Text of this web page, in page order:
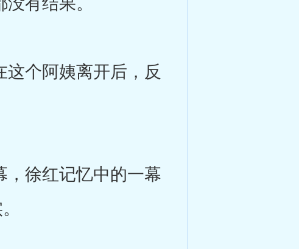
个阿姨离开后，反
徐红记忆中的一幕